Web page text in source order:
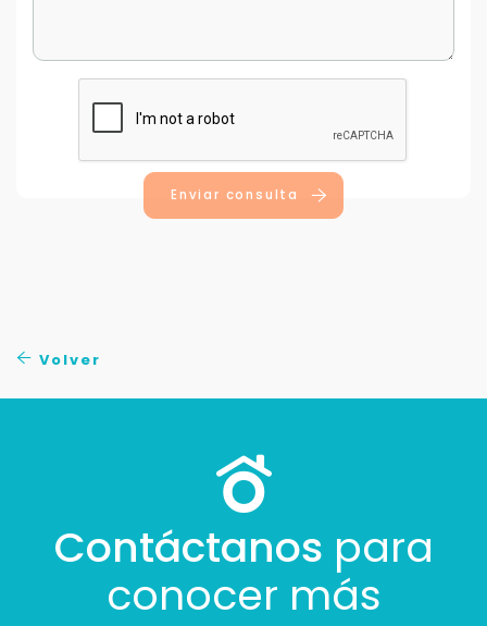
Enviar consulta
Volver
Contáctanos para
conocer más